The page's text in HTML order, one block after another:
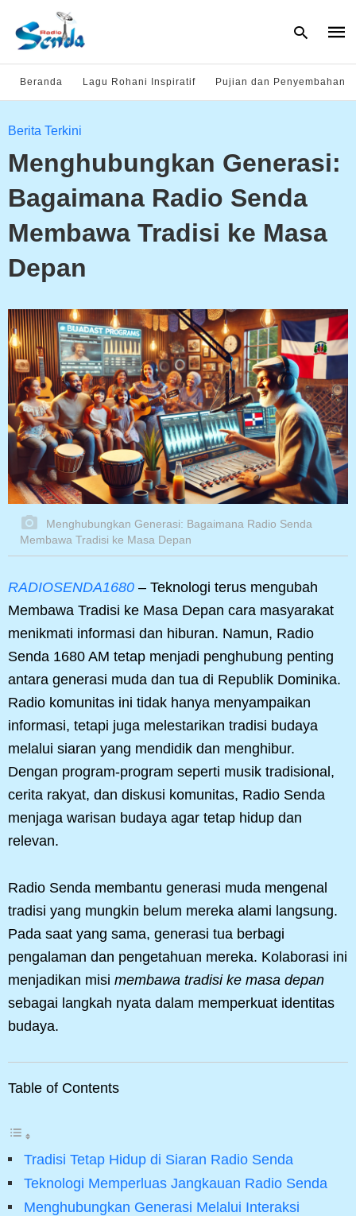
and
Beranda Lagu Rohani Inspiratif Pujian dan Penyembahan
Berita Terkini
Menghubungkan Generasi:
Bagaimana Radio Senda
Membawa Tradisi ke Masa
Depan
Menghubungkan Generasi: Bagaimana Radio Senda
Membawa Tradisi ke Masa Depan
RADIOSENDA1680 – Teknologi terus mengubah
Membawa Tradisi ke Masa Depan cara masyarakat
menikmati informasi dan hiburan. Namun, Radio
Senda 1680 AM tetap menjadi penghubung penting
antara generasi muda dan tua di Republik Dominika.
Radio komunitas ini tidak hanya menyampaikan
informasi, tetapi juga melestarikan tradisi budaya
melalui siaran yang mendidik dan menghibur.
Dengan program-program seperti musik tradisional,
cerita rakyat, dan diskusi komunitas, Radio Senda
menjaga warisan budaya agar tetap hidup dan
relevan.
Radio Senda membantu generasi muda mengenal
tradisi yang mungkin belum mereka alami langsung.
Pada saat yang sama, generasi tua berbagi
pengalaman dan pengetahuan mereka. Kolaborasi ini
menjadikan misi membawa tradisi ke masa depan
sebagai langkah nyata dalam memperkuat identitas
budaya.
Table of Contents
Tradisi Tetap Hidup di Siaran Radio Senda
Teknologi Memperluas Jangkauan Radio Senda
Menghubungkan Generasi Melalui Interaksi